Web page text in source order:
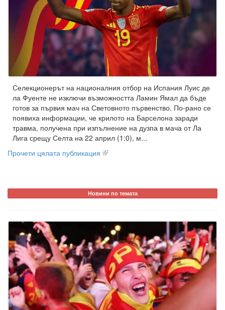
Селекционерът на националния отбор на Испания Луис де
ла Фуенте не изключи възможността Ламин Ямал да бъде
готов за първия мач на Световното първенство. По-рано се
появиха информации, че крилото на Барселона заради
травма, получена при изпълнение на дузпа в мача от Ла
Лига срещу Селта на 22 април (1:0), м...
Прочети цялата публикация
Новини по темата